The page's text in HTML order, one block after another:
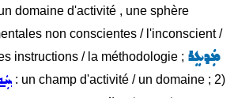
domaine d'activité , une sphère
non conscientes / l'inconscient /
instructions / la méthodologie ; ܡܲܕܥܸܪ
: un champ d'activité / un domaine ; 2)